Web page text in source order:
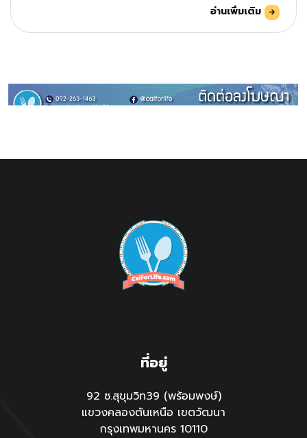
อ่านเพิ่มเติม
ที่อยู่
92 ซ.สุขุมวิท39 (พร้อมพงษ์)
แขวงคลองตันเหนือ เขตวัฒนา
กรุงเทพมหานคร 10110